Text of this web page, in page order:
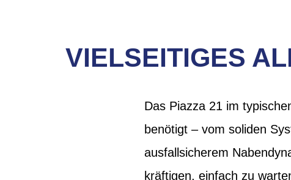
VIELSEITIGES
Das Piazza 21 im
benötigt – vom soliden
ausfallsicherem
kräftigen, einfach zu